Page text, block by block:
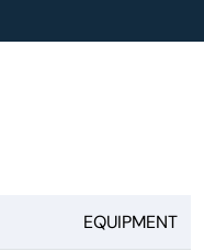
EQUIPMENT